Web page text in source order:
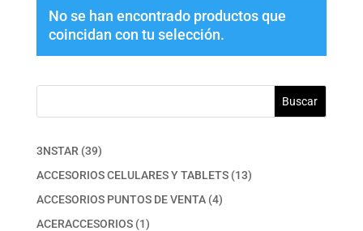
No se han encontrado productos que
coincidan con tu selección.
Buscar
3NSTAR 3939
productos
ACCESORIOS CELULARES Y TABLETS 1313
ACCESORIOS PUNTOS DE VENTA 44
ACERACCESORIOS 11